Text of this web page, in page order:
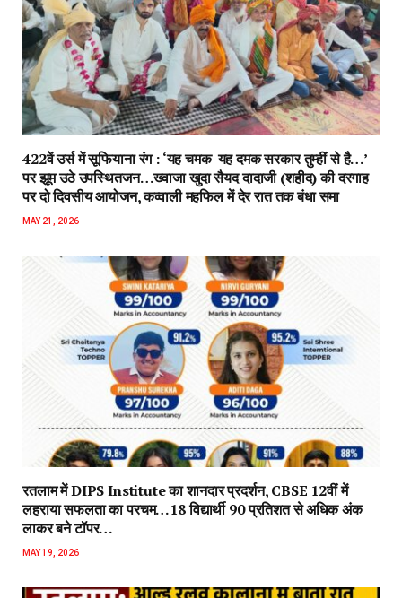
422वें उर्स में सूफियाना रंग : ‘यह चमक-यह दमक सरकार तुम्हीं से है…’
पर झूम उठे उपस्थितजन…ख्वाजा खुदा सैयद दादाजी (शहीद) की दरगाह
पर दो दिवसीय आयोजन, कव्वाली महफिल में देर रात तक बंधा समा
MAY 21, 2026
रतलाम में DIPS Institute का शानदार प्रदर्शन, CBSE 12वीं में
लहराया सफलता का परचम…18 विद्यार्थी 90 प्रतिशत से अधिक अंक
लाकर बने टॉपर…
MAY 19, 2026